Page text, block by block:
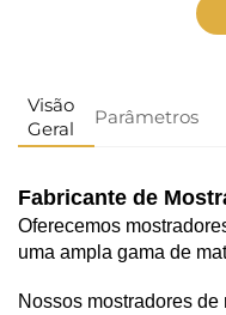
Visão
Geral
Parâmetros
Fabricante de
Oferecemos
uma ampla gama de
Nossos mostradores